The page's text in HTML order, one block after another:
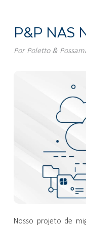
P&P NAS
Por Poletto &
Nosso projeto de